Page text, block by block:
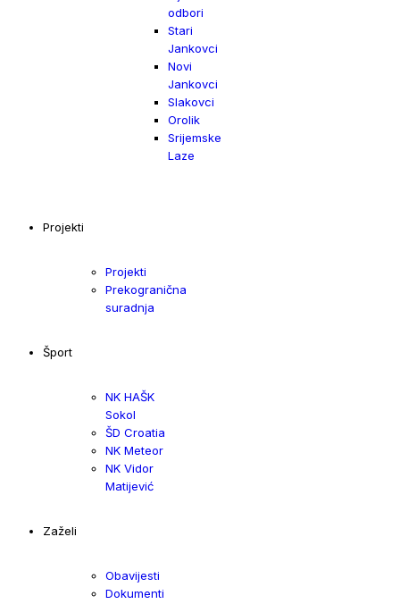
odbori
Stari
Jankovci
Novi
Jankovci
Slakovci
Orolik
Srijemske
Laze
Projekti
Projekti
Prekogranična
suradnja
Šport
NK HAŠK
Sokol
ŠD Croatia
NK Meteor
NK Vidor
Matijević
Zaželi
Obavijesti
Dokumenti